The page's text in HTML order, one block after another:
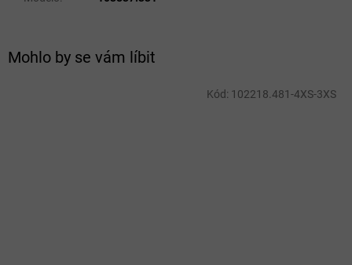
Mohlo by se vám líbit
Kód: 102218.481-4XS-3XS